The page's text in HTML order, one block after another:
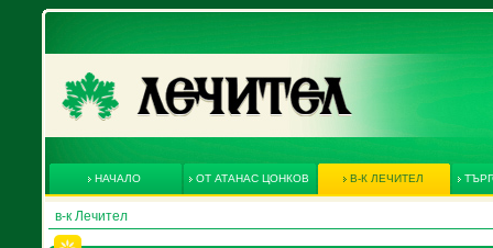
НАЧАЛО ОТ АТАНАС ЦОНКОВ В-К ЛЕЧИТЕЛ
в-к Лечител